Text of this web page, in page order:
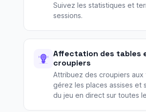
Suivez les statistiques et
sessions.
Affectation des tables
croupiers
Attribuez des croupiers aux
gérez les places assises et
du jeu en direct sur toutes